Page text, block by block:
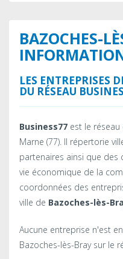
BAZOCHES-
LES ENTREPRISES
DU RÉSEAU
Business77 est le
Marne (77). Il répertorie
partenaires ainsi que des
vie économique de la
coordonnées des
ville de Bazoches-lès-
Aucune entreprise n'est
Bazoches-lès-Bray sur le